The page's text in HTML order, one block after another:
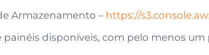
Armazenamento – https://
painéis disponíveis, com pelo menos